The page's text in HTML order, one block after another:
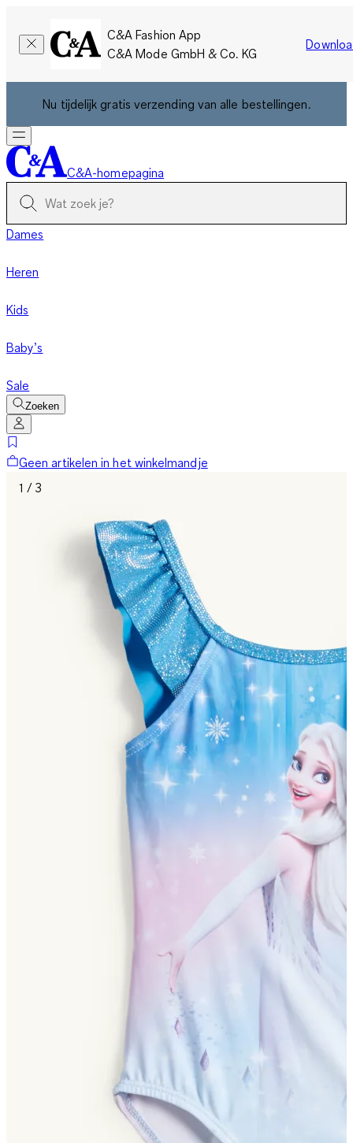
C&A Fashion App
C&A Mode GmbH & Co. KG
Nu tijdelijk gratis verzending van alle bestellingen.
C&A-homepagina
Dames
Heren
Kids
Baby’s
Sale
Zoeken
Geen artikelen in het winkelmandje
1 / 3